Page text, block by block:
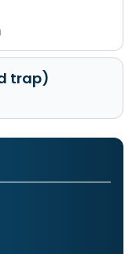
trap)